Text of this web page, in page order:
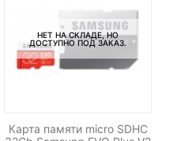
НЕТ НА СКЛАДЕ, НО
ДОСТУПНО ПОД ЗАКАЗ.
Карта памяти micro SDHC